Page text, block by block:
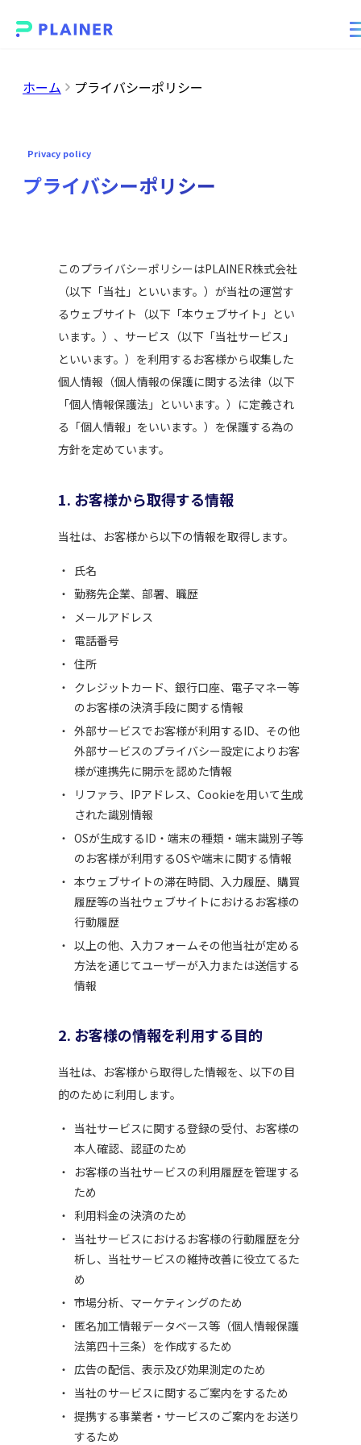
ホーム プライバシーポリシー
Privacy policy
プライバシーポリシー
このプライバシーポリシーはPLAINER株式会社
（以下「当社」といいます。）が当社の運営す
るウェブサイト（以下「本ウェブサイト」とい
います。）、サービス（以下「当社サービス」
といいます。）を利用するお客様から収集した
個人情報（個人情報の保護に関する法律（以下
「個人情報保護法」といいます。）に定義され
る「個人情報」をいいます。）を保護する為の
方針を定めています。
1. お客様から取得する情報
当社は、お客様から以下の情報を取得します。
氏名
勤務先企業、部署、職歴
メールアドレス
電話番号
住所
クレジットカード、銀行口座、電子マネー等
のお客様の決済手段に関する情報
外部サービスでお客様が利用するID、その他
外部サービスのプライバシー設定によりお客
様が連携先に開示を認めた情報
リファラ、IPアドレス、Cookieを用いて生成
された識別情報
OSが生成するID・端末の種類・端末識別子等
のお客様が利用するOSや端末に関する情報
本ウェブサイトの滞在時間、入力履歴、購買
履歴等の当社ウェブサイトにおけるお客様の
行動履歴
以上の他、入力フォームその他当社が定める
方法を通じてユーザーが入力または送信する
情報
2. お客様の情報を利用する目的
当社は、お客様から取得した情報を、以下の目
的のために利用します。
当社サービスに関する登録の受付、お客様の
本人確認、認証のため
お客様の当社サービスの利用履歴を管理する
ため
利用料金の決済のため
当社サービスにおけるお客様の行動履歴を分
析し、当社サービスの維持改善に役立てるた
め
市場分析、マーケティングのため
匿名加工情報データベース等（個人情報保護
法第四十三条）を作成するため
広告の配信、表示及び効果測定のため
当社のサービスに関するご案内をするため
提携する事業者・サービスのご案内をお送り
するため